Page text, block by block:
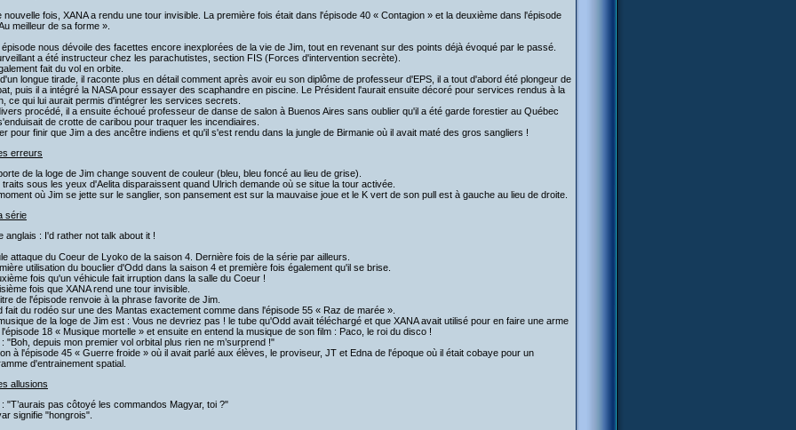
nouvelle fois, XANA a rendu une tour invisible. La première fois était dans l'épisode 40 « Contagion » et la deuxième dans l'épisode
meilleur de sa forme ».
nous dévoile des facettes encore inexplorées de la vie de Jim, tout en revenant sur des points déjà évoqué par le passé.
a été instructeur chez les parachutistes, section FIS (Forces d'intervention secrète).
fait du vol en orbite.
longue tirade, il raconte plus en détail comment après avoir eu son diplôme de professeur d'EPS, il a tout d'abord été plongeur de
puis il a intégré la NASA pour essayer des scaphandre en piscine. Le Président l'aurait ensuite décoré pour services rendus à la
ce qui lui aurait permis d'intégrer les services secrets.
procédé, il a ensuite échoué professeur de danse de salon à Buenos Aires sans oublier qu'il a été garde forestier au Québec
de crotte de caribou pour traquer les incendiaires.
pour finir que Jim a des ancêtre indiens et qu'il s'est rendu dans la jungle de Birmanie où il avait maté des gros sangliers !
erreurs
de la loge de Jim change souvent de couleur (bleu, bleu foncé au lieu de grise).
traits sous les yeux d'Aelita disparaissent quand Ulrich demande où se situe la tour activée.
où Jim se jette sur le sanglier, son pansement est sur la mauvaise joue et le K vert de son pull est à gauche au lieu de droite.
série
anglais : I'd rather not talk about it !
attaque du Coeur de Lyoko de la saison 4. Dernière fois de la série par ailleurs.
utilisation du bouclier d'Odd dans la saison 4 et première fois également qu'il se brise.
fois qu'un véhicule fait irruption dans la salle du Coeur !
fois que XANA rend une tour invisible.
de l'épisode renvoie à la phrase favorite de Jim.
fait du rodéo sur une des Mantas exactement comme dans l'épisode 55 « Raz de marée ».
de la loge de Jim est : Vous ne devriez pas ! le tube qu'Odd avait téléchargé et que XANA avait utilisé pour en faire une arme
18 « Musique mortelle » et ensuite en entend la musique de son film : Paco, le roi du disco !
"Boh, depuis mon premier vol orbital plus rien ne m’surprend !"
à l'épisode 45 « Guerre froide » où il avait parlé aux élèves, le proviseur, JT et Edna de l'époque où il était cobaye pour un
d'entrainement spatial.
allusions
"T’aurais pas côtoyé les commandos Magyar, toi ?"
signifie "hongrois".